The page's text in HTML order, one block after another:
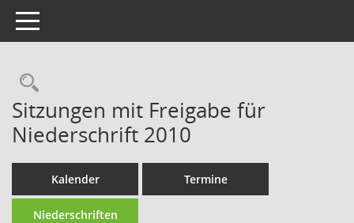
Toggle navigation
Rechercheauswahl
Sitzungen mit Freigabe für
Niederschrift 2010
Kalender Termine
Niederschriften